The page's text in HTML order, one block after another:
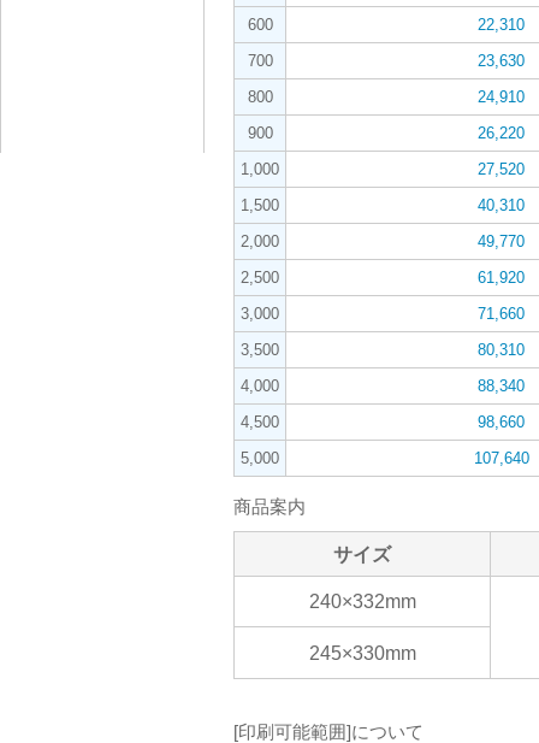
600
22,310
700
23,630
800
24,910
900
26,220
1,000
27,520
1,500
40,310
2,000
49,770
2,500
61,920
3,000
71,660
3,500
80,310
4,000
88,340
4,500
98,660
5,000
107,640
商品案内
サイズ
240×332mm
245×330mm
[印刷可能範囲]について